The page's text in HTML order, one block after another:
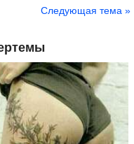
Следующая тема »